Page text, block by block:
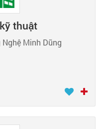
thuật
Nghệ Minh Dũng